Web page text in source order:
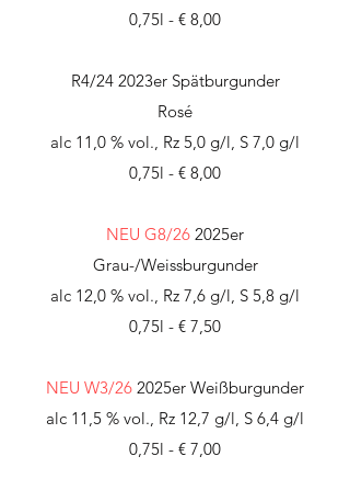
0,75l - € 8,00
R4/24 2023er Spätburgunder
Rosé
alc 11,0 % vol., Rz 5,0 g/l, S 7,0 g/l
0,75l - € 8,00
NEU G8/26 2025er
Grau-/Weissburgunder
alc 12,0 % vol., Rz 7,6 g/l, S 5,8 g/l
0,75l - € 7,50
NEU W3/26 2025er Weißburgunder
alc 11,5 % vol., Rz 12,7 g/l, S 6,4 g/l
0,75l - € 7,00